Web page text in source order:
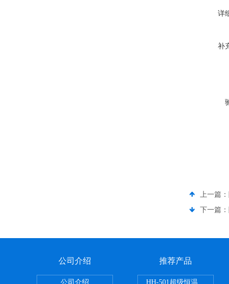
详
补
上一篇：
下一篇：
公司介绍
公司介绍
推荐产品
HH-501超级恒温水浴